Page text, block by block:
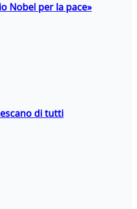
Nobel per la pace»
di tutti